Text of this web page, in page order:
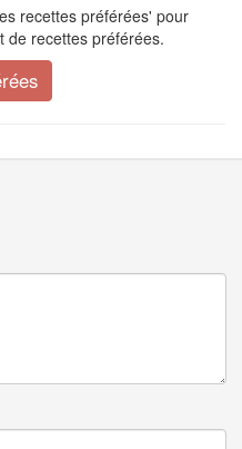
recettes préférées' pour
de recettes préférées.